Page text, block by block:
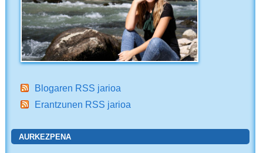
Blogaren RSS jarioa
Erantzunen RSS jarioa
AURKEZPENA